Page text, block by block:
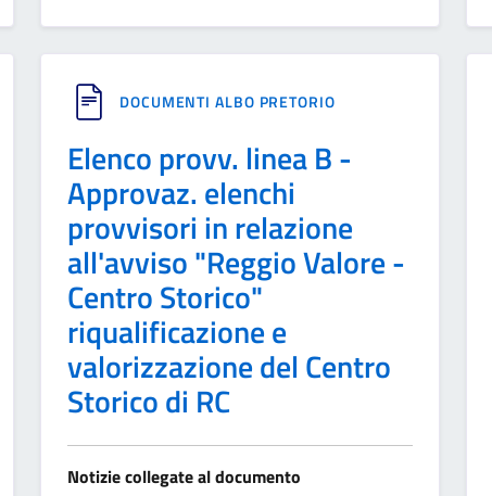
DOCUMENTI ALBO PRETORIO
Elenco provv. linea B -
Approvaz. elenchi
provvisori in relazione
all'avviso "Reggio Valore -
Centro Storico"
riqualificazione e
valorizzazione del Centro
Storico di RC
Notizie collegate al documento